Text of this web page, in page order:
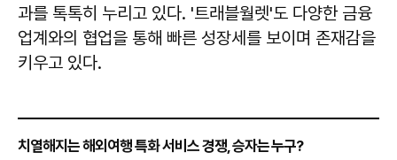
과를 톡톡히 누리고 있다. '트래블월렛'도 다양한 금융
업계와의 협업을 통해 빠른 성장세를 보이며 존재감을
키우고 있다.
치열해지는 해외여행 특화 서비스 경쟁, 승자는 누구?